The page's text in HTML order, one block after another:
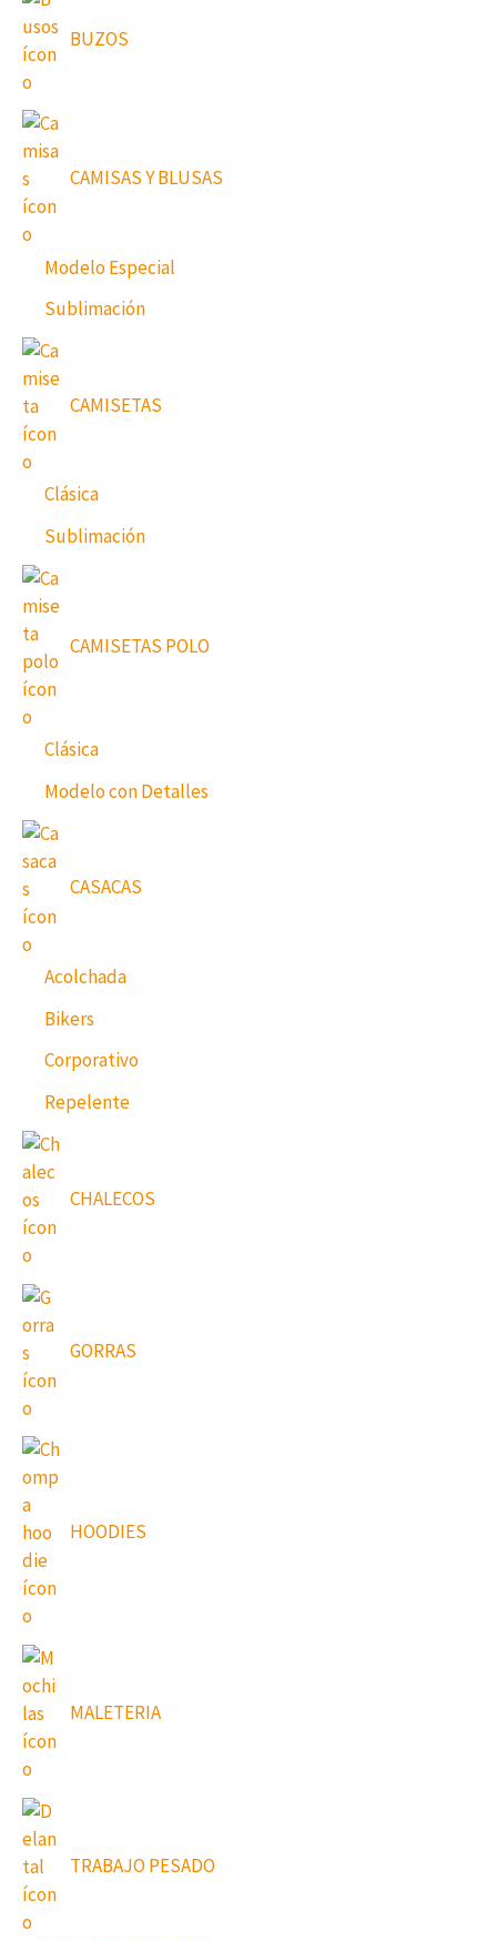
BUZOS
CAMISAS Y BLUSAS
Modelo Especial
Sublimación
CAMISETAS
Clásica
Sublimación
CAMISETAS POLO
Clásica
Modelo con Detalles
CASACAS
Acolchada
Bikers
Corporativo
Repelente
CHALECOS
GORRAS
HOODIES
MALETERIA
TRABAJO PESADO